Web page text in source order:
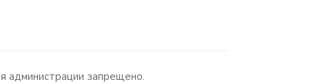
администрации запрещено.